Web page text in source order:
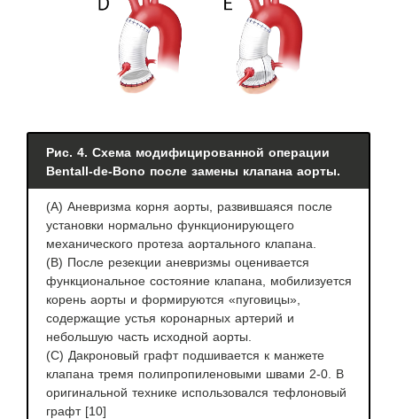
Рис. 4. Схема модифицированной операции
Bentall-de-Bono после замены клапана аорты.
(А) Аневризма корня аорты, развившаяся после
установки нормально функционирующего
механического протеза аортального клапана.
(B) После резекции аневризмы оценивается
функциональное состояние клапана, мобилизуется
корень аорты и формируются «пуговицы»,
содержащие устья коронарных артерий и
небольшую часть исходной аорты.
(C) Дакроновый графт подшивается к манжете
клапана тремя полипропиленовыми швами 2-0. В
оригинальной технике использовался тефлоновый
графт [10]